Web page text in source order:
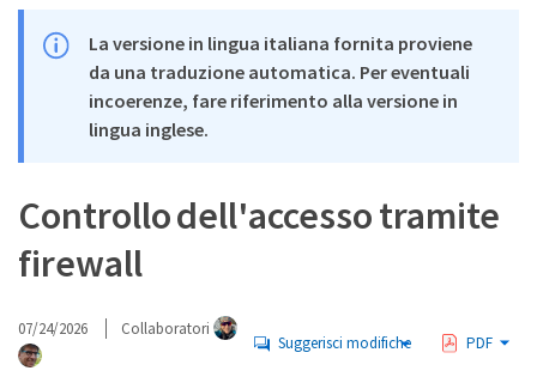
La versione in lingua italiana fornita proviene
da una traduzione automatica. Per eventuali
incoerenze, fare riferimento alla versione in
lingua inglese.
Controllo dell'accesso tramite
firewall
07/24/2026 Collaboratori
Suggerisci modifiche PDF